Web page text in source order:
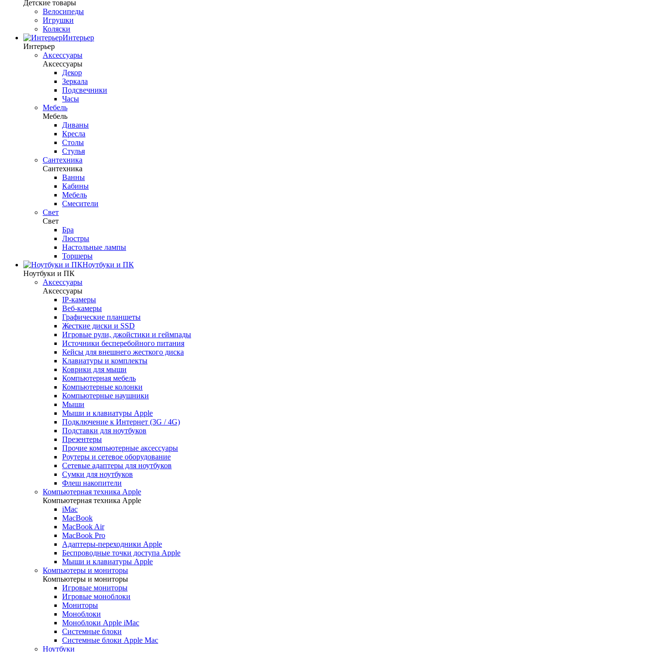
Детские товары
Велосипеды
Игрушки
Коляски
Интерьер
Интерьер
Аксессуары
Аксессуары
Декор
Зеркала
Подсвечники
Часы
Мебель
Мебель
Диваны
Кресла
Столы
Стулья
Сантехника
Сантехника
Ванны
Кабины
Мебель
Смесители
Свет
Свет
Бра
Люстры
Настольные лампы
Торшеры
Ноутбуки и ПК
Ноутбуки и ПК
Аксессуары
Аксессуары
IP-камеры
Веб-камеры
Графические планшеты
Жесткие диски и SSD
Игровые рули, джойстики и геймпады
Источники бесперебойного питания
Кейсы для внешнего жесткого диска
Клавиатуры и комплекты
Коврики для мыши
Компьютерная мебель
Компьютерные колонки
Компьютерные наушники
Мыши
Мыши и клавиатуры Apple
Подключение к Интернет (3G / 4G)
Подставки для ноутбуков
Презентеры
Прочие компьютерные аксессуары
Роутеры и сетевое оборудование
Сетевые адаптеры для ноутбуков
Сумки для ноутбуков
Флеш накопители
Компьютерная техника Apple
Компьютерная техника Apple
iMac
MacBook
MacBook Air
MacBook Pro
Адаптеры-переходники Apple
Беспроводные точки доступа Apple
Мыши и клавиатуры Apple
Компьютеры и мониторы
Компьютеры и мониторы
Игровые мониторы
Игровые моноблоки
Мониторы
Моноблоки
Моноблоки Apple iMac
Системные блоки
Системные блоки Apple Mac
Ноутбуки